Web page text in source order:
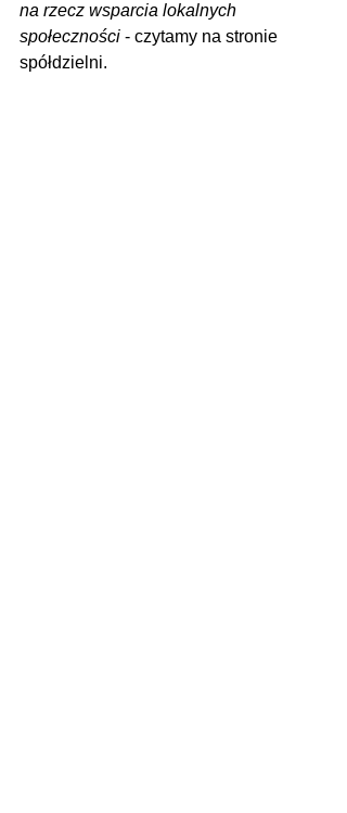
na rzecz wsparcia lokalnych
społeczności - czytamy na stronie
spółdzielni.